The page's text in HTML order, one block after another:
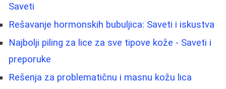
Saveti
Rešavanje hormonskih bubuljica: Saveti i iskustva
Najbolji piling za lice za sve tipove kože - Saveti i
preporuke
Rešenja za problematičnu i masnu kožu lica